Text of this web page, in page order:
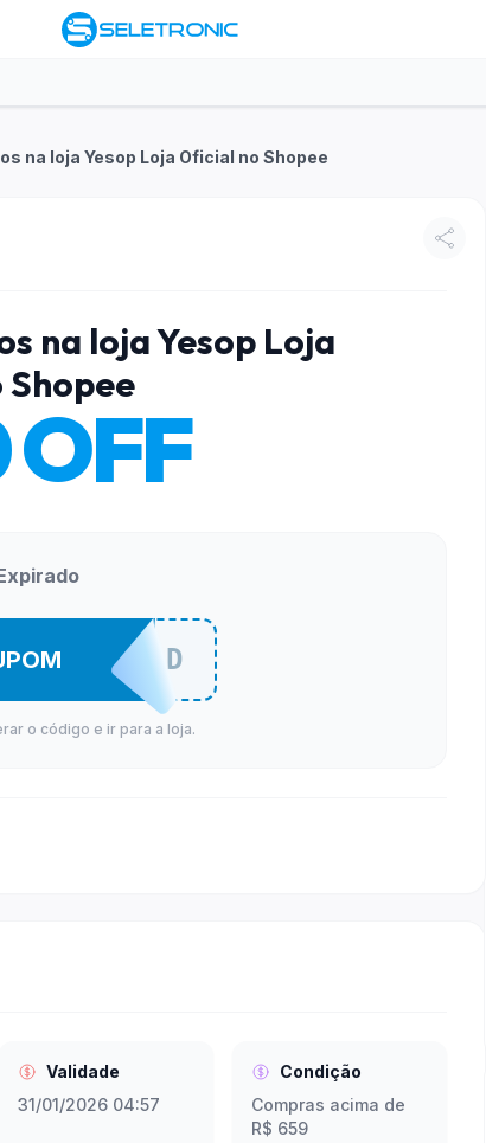
na loja Yesop Loja Oficial no Shopee
na loja Yesop Loja
OFF
YESOGDVGD
o código e ir para a loja.
Validade
31/01/2026 04:57
Condição
Compras acima de
R$ 659